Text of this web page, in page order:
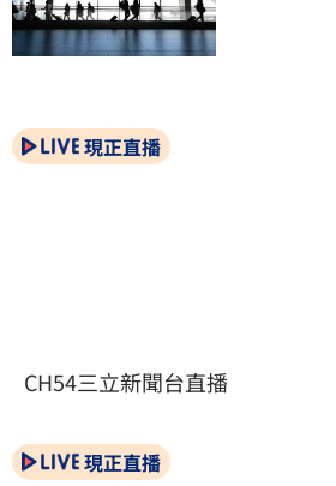
現正直播
CH54三立新聞台直播
現正直播